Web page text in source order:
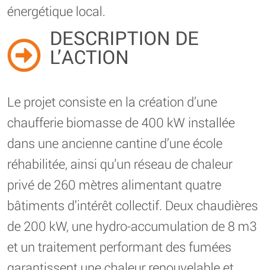
énergétique local.
DESCRIPTION DE
L’ACTION
Le projet consiste en la création d’une
chaufferie biomasse de 400 kW installée
dans une ancienne cantine d’une école
réhabilitée, ainsi qu’un réseau de chaleur
privé de 260 mètres alimentant quatre
bâtiments d’intérêt collectif. Deux chaudières
de 200 kW, une hydro-accumulation de 8 m3
et un traitement performant des fumées